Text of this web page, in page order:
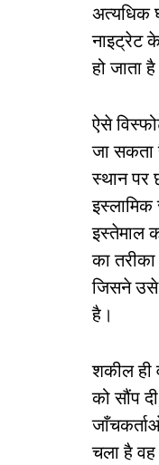
अत्यधिक
नाइट्रेट
हो जाता
ऐसे
जा सकता
स्थान पर
इस्तेमाल
का
जिसने उसे
है।
शकील ही
को सौंप
चला है